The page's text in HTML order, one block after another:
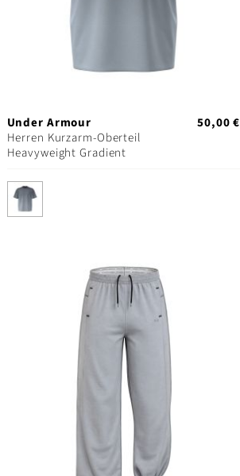
Under Armour
Herren Kurzarm-Oberteil
Heavyweight Gradient
50,00 €